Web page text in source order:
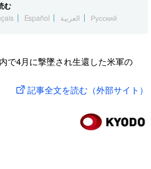
む
Español العربية Русский
で4月に撃墜され生還した米軍の
記事全文を読む（外部サイト）